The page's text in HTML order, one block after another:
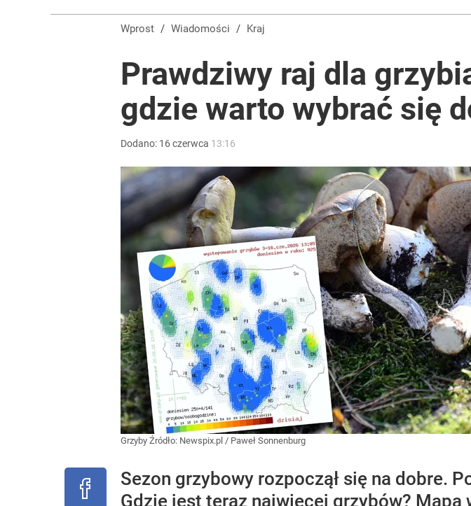
Wprost / Wiadomości / Kraj
Prawdziwy raj dla
gdzie warto wybrać się
Dodano: 16czerwca 13:16
Grzyby Źródło: Newspix.pl / Paweł Sonnenburg
Sezon grzybowy rozpoczął się na dobre.
Gdzie jest teraz najwięcej grzybów? Mapa